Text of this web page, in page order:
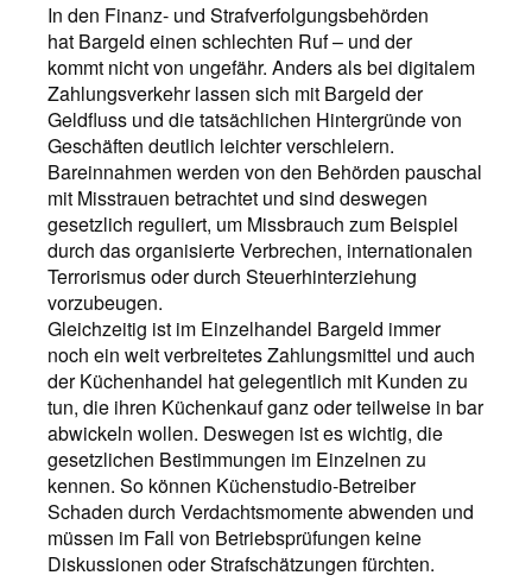
In den Finanz- und Strafverfolgungsbehörden
hat Bargeld einen schlechten Ruf – und der
kommt nicht von ungefähr. Anders als bei digitalem
Zahlungsverkehr lassen sich mit Bargeld der
Geldfluss und die tatsächlichen Hintergründe von
Geschäften deutlich leichter verschleiern.
Bareinnahmen werden von den Behörden pauschal
mit Misstrauen betrachtet und sind deswegen
gesetzlich reguliert, um Missbrauch zum Beispiel
durch das organisierte Verbrechen, internationalen
Terrorismus oder durch Steuerhinterziehung
vorzubeugen.
Gleichzeitig ist im Einzelhandel Bargeld immer
noch ein weit verbreitetes Zahlungsmittel und auch
der Küchenhandel hat gelegentlich mit Kunden zu
tun, die ihren Küchenkauf ganz oder teilweise in bar
abwickeln wollen. Deswegen ist es wichtig, die
gesetzlichen Bestimmungen im Einzelnen zu
kennen. So können Küchenstudio-Betreiber
Schaden durch Verdachtsmomente abwenden und
müssen im Fall von Betriebsprüfungen keine
Diskussionen oder Strafschätzungen fürchten.